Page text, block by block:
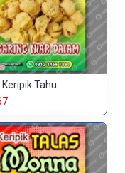
Keripik Tahu